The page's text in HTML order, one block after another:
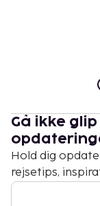
Gå ikke
Hold dig
rejsetips,